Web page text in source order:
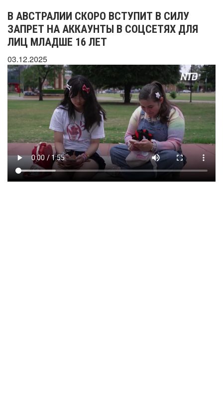
В АВСТРАЛИИ СКОРО ВСТУПИТ В СИЛУ
ЗАПРЕТ НА АККАУНТЫ В СОЦСЕТЯХ ДЛЯ
ЛИЦ МЛАДШЕ 16 ЛЕТ
03.12.2025